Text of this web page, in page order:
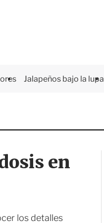
Jalapeños bajo la lupa
en
los detalles